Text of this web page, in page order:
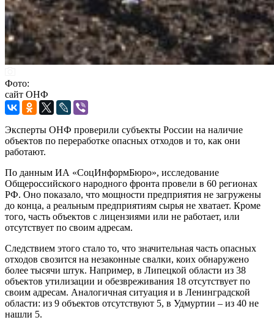
Фото:
сайт ОНФ
Эксперты ОНФ проверили субъекты России на наличие
объектов по переработке опасных отходов и то, как они
работают.
По данным ИА «СоцИнформБюро», исследование
Общероссийского народного фронта провели в 60 регионах
РФ. Оно показало, что мощности предприятия не загружены
до конца, а реальным предприятиям сырья не хватает. Кроме
того, часть объектов с лицензиями или не работает, или
отсутствует по своим адресам.
Следствием этого стало то, что значительная часть опасных
отходов свозится на незаконные свалки, коих обнаружено
более тысячи штук. Например, в Липецкой области из 38
объектов утилизации и обезвреживания 18 отсутствует по
своим адресам. Аналогичная ситуация и в Ленинградской
области: из 9 объектов отсутствуют 5, в Удмуртии – из 40 не
нашли 5.